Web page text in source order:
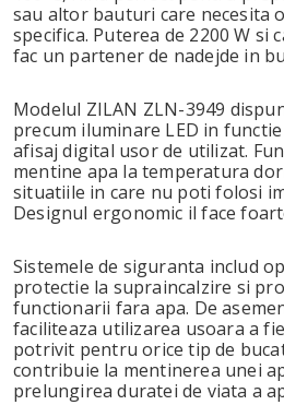
sau altor bauturi care necesita
specifica. Puterea de 2200 W si
fac un partener de nadejde in
Modelul ZILAN ZLN-3949
precum iluminare LED in
afisaj digital usor de utilizat.
mentine apa la temperatura
situatiile in care nu poti folosi
Designul ergonomic il face
Sistemele de siguranta includ
protectie la supraincalzire si
functionarii fara apa. De
faciliteaza utilizarea usoara a
potrivit pentru orice tip de
contribuie la mentinerea unei
prelungirea duratei de viata a